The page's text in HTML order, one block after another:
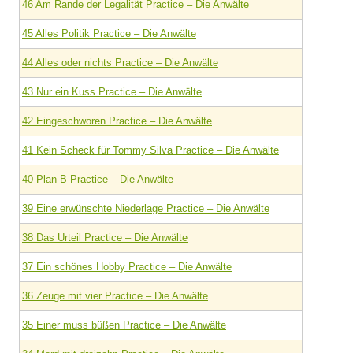
46 Am Rande der Legalität Practice – Die Anwälte
45 Alles Politik Practice – Die Anwälte
44 Alles oder nichts Practice – Die Anwälte
43 Nur ein Kuss Practice – Die Anwälte
42 Eingeschworen Practice – Die Anwälte
41 Kein Scheck für Tommy Silva Practice – Die Anwälte
40 Plan B Practice – Die Anwälte
39 Eine erwünschte Niederlage Practice – Die Anwälte
38 Das Urteil Practice – Die Anwälte
37 Ein schönes Hobby Practice – Die Anwälte
36 Zeuge mit vier Practice – Die Anwälte
35 Einer muss büßen Practice – Die Anwälte